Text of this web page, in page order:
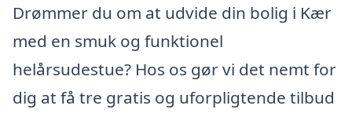
Drømmer du om at udvide din bolig i Kær
med en smuk og funktionel
helårsudestue? Hos os gør vi det nemt for
dig at få tre gratis og uforpligtende tilbud